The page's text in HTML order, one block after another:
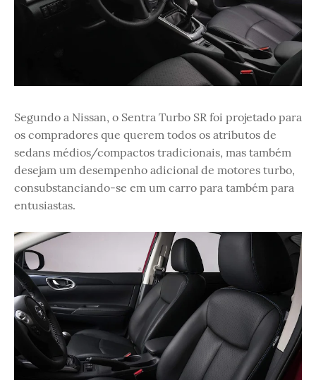
Segundo a Nissan, o Sentra Turbo SR foi projetado para
os compradores que querem todos os atributos de
sedans médios/compactos tradicionais, mas também
desejam um desempenho adicional de motores turbo,
consubstanciando-se em um carro para também para
entusiastas.